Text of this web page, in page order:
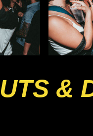
&